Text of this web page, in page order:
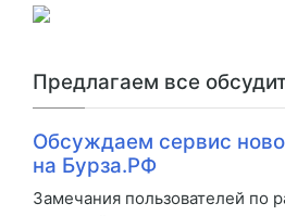
Предлагаем все
Обсуждаем сервис
на Бурза.РФ
Замечания пользователей по